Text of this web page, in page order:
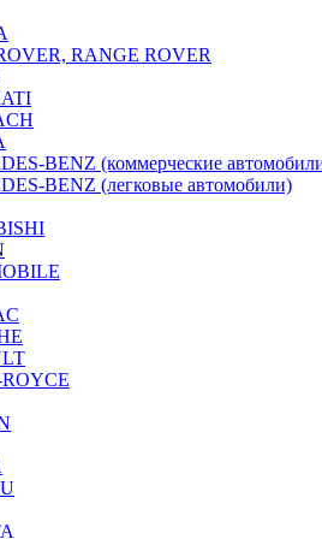
RANGE ROVER
BENZ (коммерческие
BENZ (легковые автомобили)